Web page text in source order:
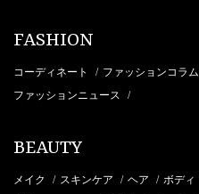
FASHION
コーディネート / ファッションコラム
ファッションニュース /
BEAUTY
メイク / スキンケア / ヘア / ボディ